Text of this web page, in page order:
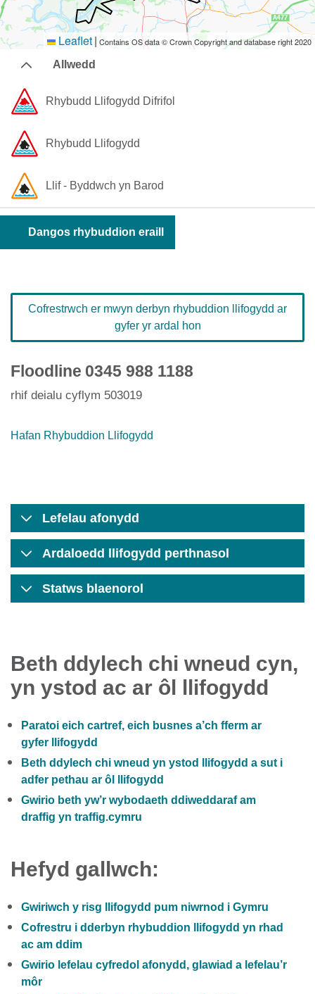
Leaflet| Contains OS data © Crown Copyright and database right 2020
Allwedd
Rhybudd ​Llifogydd ​Difrifol
Rhybudd Llifogydd
Llif - Byddwch yn Barod
Dangos rhybuddion eraill
Cofrestrwch er mwyn derbyn rhybuddion llifogydd ar
gyfer yr ardal hon
Floodline 0345 988 1188
rhif deialu cyflym 503019
Hafan Rhybuddion Llifogydd
Lefelau afonydd
Ardaloedd llifogydd perthnasol
Statws blaenorol
Beth ddylech chi wneud cyn,
yn ystod ac ar ôl llifogydd
Paratoi eich cartref, eich busnes a’ch fferm ar
gyfer llifogydd
Beth ddylech chi wneud yn ystod llifogydd a sut i
adfer pethau ar ôl llifogydd
Gwirio beth yw’r wybodaeth ddiweddaraf am
draffig yn traffig.cymru
Hefyd gallwch:
Gwiriwch y risg llifogydd pum niwrnod i Gymru
Cofrestru i dderbyn rhybuddion llifogydd yn rhad
ac am ddim
Gwirio lefelau cyfredol afonydd, glawiad a lefelau’r
môr